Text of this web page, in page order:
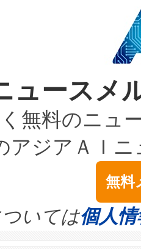
のバイオ
について、自
性もあります
4億ドルかか
（CEO）であ
connected
ば、6,000万
率性は、フェ
減という課題
にし、ピーク
可能な電力容
献します。こ
約（SLA）違
化によるダウ
タセンターが
provides a
for AI
battery
切り替えるこ
どの細かな対
ットにより、
かなディテー
囲を検出
ザーを搭載。
実現すること
ードでは、
出でき、これ
ュース
無料のニュ
アジアＡＩ
無料
いては個人